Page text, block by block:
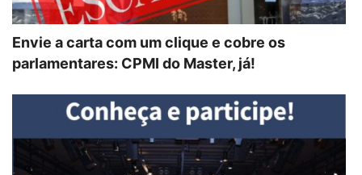
Envie a carta com um clique e cobre os
parlamentares: CPMI do Master, já!